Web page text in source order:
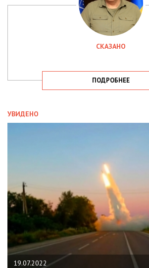
СКАЗАНО
ПОДРОБНЕЕ
УВИДЕНО
19.07.2022